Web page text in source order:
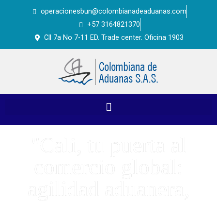
operacionesbun@colombianadeaduanas.com
+57 3164821370
Cll 7a No 7-11 ED. Trade center. Oficina 1903